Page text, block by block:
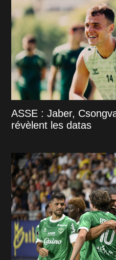
ASSE : Jaber,
révèlent les datas